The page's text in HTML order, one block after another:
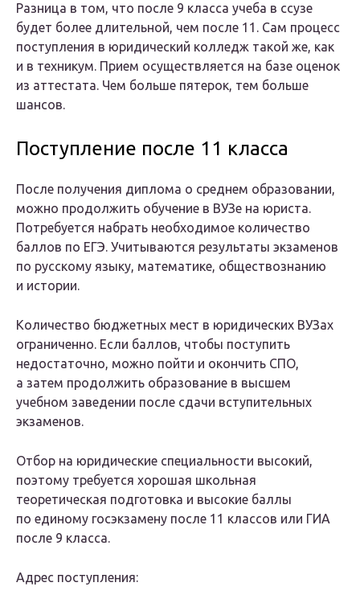
Разница в том, что после 9 класса учеба в ссузе
будет более длительной, чем после 11. Сам процесс
поступления в юридический колледж такой же, как
и в техникум. Прием осуществляется на базе оценок
из аттестата. Чем больше пятерок, тем больше
шансов.
Поступление после 11 класса
После получения диплома о среднем образовании,
можно продолжить обучение в ВУЗе на юриста.
Потребуется набрать необходимое количество
баллов по ЕГЭ. Учитываются результаты экзаменов
по русскому языку, математике, обществознанию
и истории.
Количество бюджетных мест в юридических ВУЗах
ограниченно. Если баллов, чтобы поступить
недостаточно, можно пойти и окончить СПО,
а затем продолжить образование в высшем
учебном заведении после сдачи вступительных
экзаменов.
Отбор на юридические специальности высокий,
поэтому требуется хорошая школьная
теоретическая подготовка и высокие баллы
по единому госэкзамену после 11 классов или ГИА
после 9 класса.
Адрес поступления: